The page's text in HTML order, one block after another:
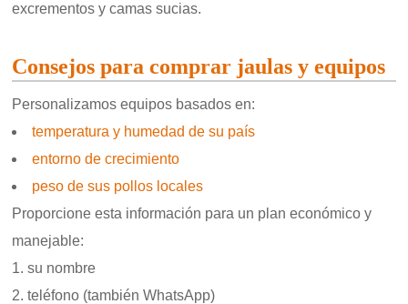
excrementos y camas sucias.
Consejos para comprar jaulas y equipos
Personalizamos equipos basados en:
temperatura y humedad de su país
entorno de crecimiento
peso de sus pollos locales
Proporcione esta información para un plan económico y
manejable:
su nombre
teléfono (también WhatsApp)